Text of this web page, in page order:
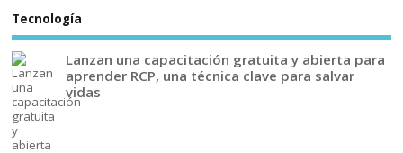
Tecnología
Lanzan una capacitación gratuita y abierta para
aprender RCP, una técnica clave para salvar
vidas